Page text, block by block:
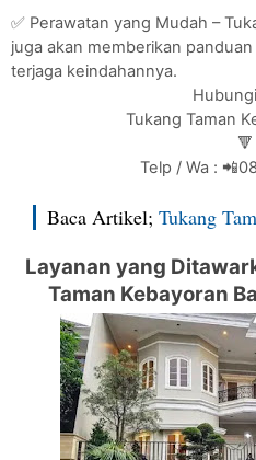
✅ Perawatan yang Mudah –
juga akan memberikan
terjaga keindahannya.
Tukang Taman
🔻
Telp / Wa :
Baca Artikel; Tukang
Layanan yang
Taman Kebayoran